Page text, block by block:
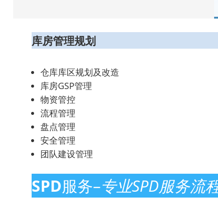
库房管理规划
仓库库区规划及改造
库房GSP管理
物资管控
流程管理
盘点管理
安全管理
团队建设管理
SPD服务–专业SPD服务流